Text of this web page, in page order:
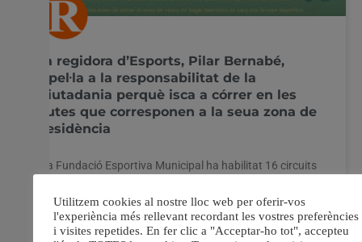
la regidora d’Esports, Pilar Bernabé,
apel·la a la responsabilitat de la
ciutadania perquè isca a córrer en les
rutes que corresponen a la seua zona de
residència
La Fundació Esportiva Municipal ha habilitat 16 circuits
que dissabte que ve les persones que vulguen reprendre
la pràctica esportiva “puguen reprendre-la amb totes les
mesures de seguretat recomanades”, tal com ha